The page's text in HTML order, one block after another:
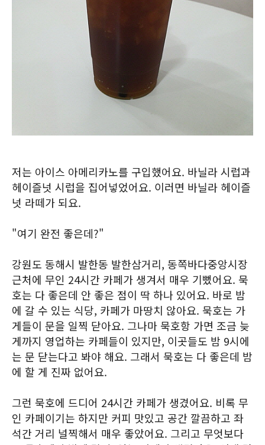
저는 아이스 아메리카노를 구입했어요. 바닐라 시럽과
헤이즐넛 시럽을 집어넣었어요. 이러면 바닐라 헤이즐
넛 라떼가 되요.
"여기 완전 좋은데?"
강원도 동해시 발한동 발한삼거리, 동쪽바다중앙시장
근처에 무인 24시간 카페가 생겨서 매우 기뻤어요. 묵
호는 다 좋은데 안 좋은 점이 딱 하나 있어요. 바로 밤
에 갈 수 있는 식당, 카페가 마땅치 않아요. 묵호는 가
게들이 문을 일찍 닫아요. 그나마 묵호항 가면 조금 늦
게까지 영업하는 카페들이 있지만, 이곳들도 밤 9시에
는 문 닫는다고 봐야 해요. 그래서 묵호는 다 좋은데 밤
에 할 게 진짜 없어요.
그런 묵호에 드디어 24시간 카페가 생겼어요. 비록 무
인 카페이기는 하지만 커피 맛있고 공간 깔끔하고 좌
석간 거리 널찍해서 매우 좋았어요. 그리고 무엇보다